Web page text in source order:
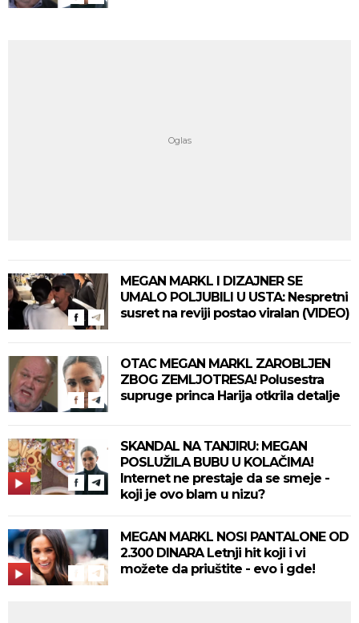
MEGAN MARKL I DIZAJNER SE
UMALO POLJUBILI U USTA: Nespretni
susret na reviji postao viralan (VIDEO)
OTAC MEGAN MARKL ZAROBLJEN
ZBOG ZEMLJOTRESA! Polusestra
supruge princa Harija otkrila detalje
SKANDAL NA TANJIRU: MEGAN
POSLUŽILA BUBU U KOLAČIMA!
Internet ne prestaje da se smeje -
koji je ovo blam u nizu?
MEGAN MARKL NOSI PANTALONE OD
2.300 DINARA Letnji hit koji i vi
možete da priuštite - evo i gde!